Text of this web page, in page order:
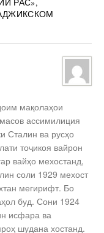
РАС»,
мақолаҳои
ассимилиция
Сталин ва русҳо
тоҷикоя вайрон
вайҳо мехостанд,
соли 1929 мехост
мегирифт. Бо
буд. Сони 1924
исфара ва
шудана хостанд.